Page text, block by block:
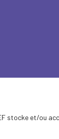
stocke et/